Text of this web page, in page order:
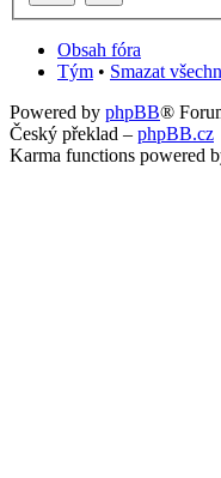
Obsah fóra
Tým • Smazat
Powered by phpBB®
Český překlad – phpBB.cz
Karma functions powered